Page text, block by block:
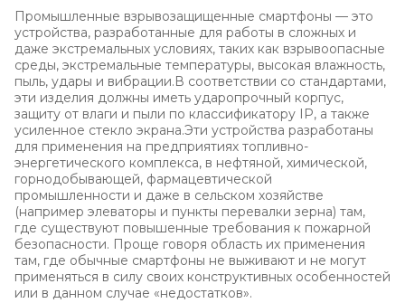
Промышленные взрывозащищенные смартфоны — это
устройства, разработанные для работы в сложных и
даже экстремальных условиях, таких как взрывоопасные
среды, экстремальные температуры, высокая влажность,
пыль, удары и вибрации.В соответствии со стандартами,
эти изделия должны иметь ударопрочный корпус,
защиту от влаги и пыли по классификатору IP, а также
усиленное стекло экрана.Эти устройства разработаны
для применения на предприятиях топливно-
энергетического комплекса, в нефтяной, химической,
горнодобывающей, фармацевтической
промышленности и даже в сельском хозяйстве
(например элеваторы и пункты перевалки зерна) там,
где существуют повышенные требования к пожарной
безопасности. Проще говоря область их применения
там, где обычные смартфоны не выживают и не могут
применяться в силу своих конструктивных особенностей
или в данном случае «недостатков».